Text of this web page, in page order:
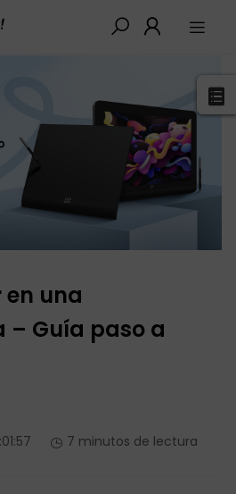
y Consejos details
una
Guía paso a
7 minutos de lectura